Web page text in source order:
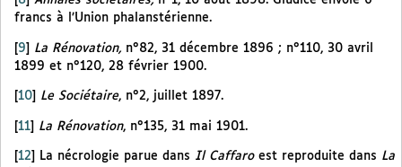
francs à l’Union phalanstérienne.
[9] La Rénovation, n°82, 31 décembre 1896 ; n°110, 30 avril
1899 et n°120, 28 février 1900.
10 Le Sociétaire, n°2, juillet 1897.
[11] La Rénovation, n°135, 31 mai 1901.
12 La nécrologie parue dans Il Caffaroest reproduite dans La